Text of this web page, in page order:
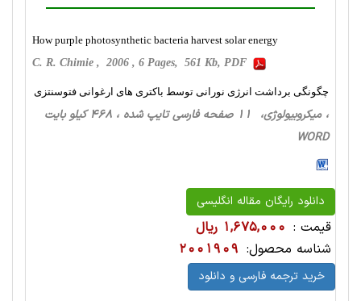
How purple photosynthetic bacteria harvest solar energy
C. R. Chimie , 2006 , 6 Pages, 561 Kb, PDF
چگونگی برداشت انرژی نورانی توسط باکتری های ارغوانی فتوسنتزی
، میکروبیولوژی، 11 صفحه فارسی تایپ شده ، 468 کیلو بایت
WORD
دانلود رایگان مقاله انگلیسی
قیمت : 1,675,000 ریال
شناسه محصول: 2001909
خرید ترجمه فارسی و دانلود